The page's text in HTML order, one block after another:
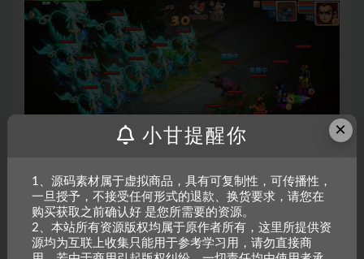
×
小甘提醒你
1、源码素材属于虚拟商品，具有可复制性，可传播性，
一旦授予，不接受任何形式的退款、换货要求，请您在
购买获取之前确认好 是您所需要的资源。
2、本站所有资源版权均属于原作者所有，这里所提供资
源均为互联上收集只能用于参考学习用，请勿直接商